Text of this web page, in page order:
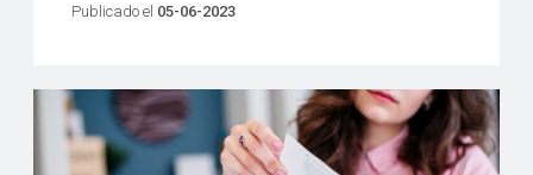
Publicado el 05-06-2023